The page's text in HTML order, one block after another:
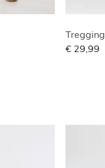
€ 29,99